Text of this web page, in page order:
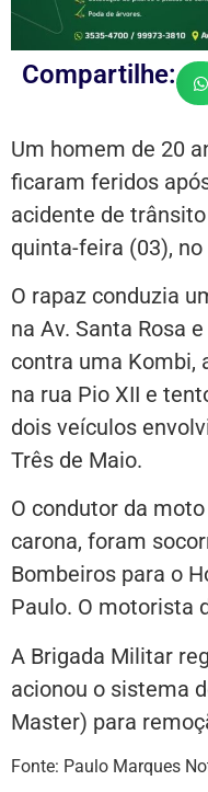
Compartilhe:
Um homem de 20
ficaram feridos
acidente de
quinta-feira (03),
O rapaz conduzia
na Av. Santa Rosa
contra uma Kombi,
na rua Pio XII e
dois veículos
Três de Maio.
O condutor da
carona, foram
Bombeiros para o
Paulo. O motorista
A Brigada Militar
acionou o sistema
Master) para
Fonte: Paulo Marques